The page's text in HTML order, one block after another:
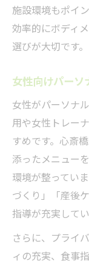
施設環境もポイ
効率的にボディ
選びが大切です。
女性向けパーソ
女性がパーソナ
用や女性トレー
すめです。心斎
添ったメニュー
環境が整ってい
づくり」「産後
指導が充実してい
さらに、プライ
ィの充実、食事